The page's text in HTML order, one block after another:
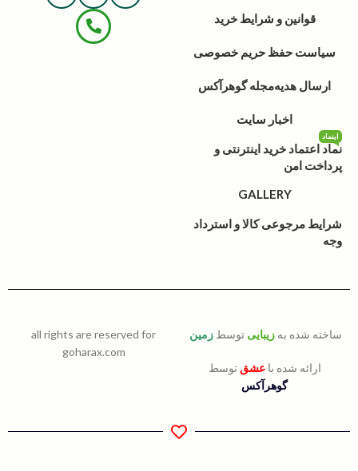
قوانین و شرایط خرید
سیاست حفظ حریم خصوصی
ارسال هدیهمجله گوهرآکس
اخبار سایت
نماد اعتماد خرید اینترنتی و
پرداخت امن
اینماد
GALLERY
شرایط مرجوعی کالا و استرداد
وجه
ساخته شده به زیبایی توسط زمین
ارائه شده باعشق توسط
گوهرآکس
all rights are reserved for
goharax.com